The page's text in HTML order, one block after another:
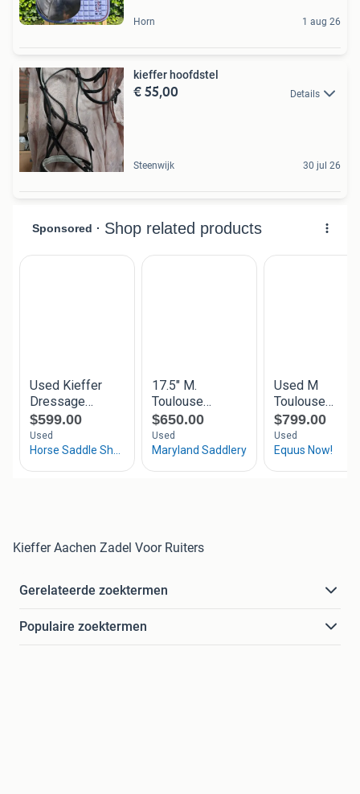
Horn 1 aug 26
kieffer hoofdstel
€ 55,00 Details
Steenwijk 30 jul 26
Kieffer Aachen Zadel Voor Ruiters
Gerelateerde zoektermen
Populaire zoektermen